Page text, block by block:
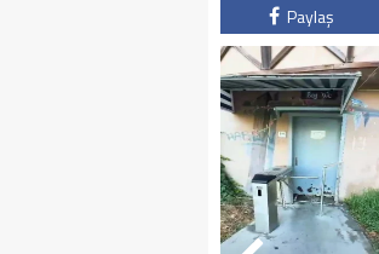
Paylaş